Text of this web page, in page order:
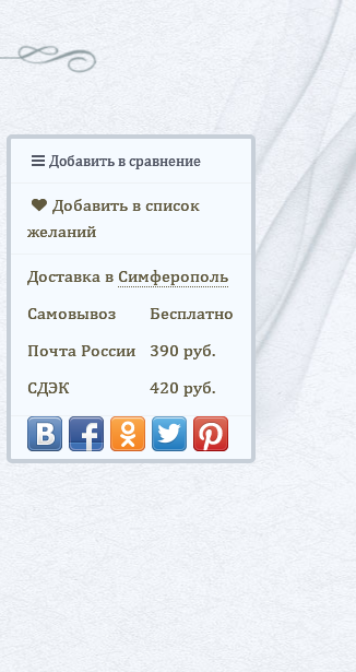
Добавить в сравнение
Добавить в список
желаний
Доставка в Симферополь
Самовывоз
Бесплатно
Почта России
390 руб.
СДЭК
420 руб.